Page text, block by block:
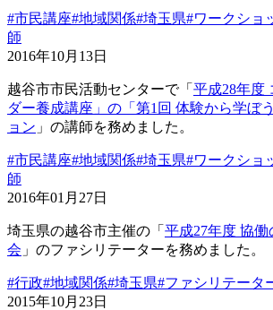
#市民講座#地域関係#埼玉県#ワークショ
師
2016年10月13日
越谷市市民活動センターで「 平成28年度
ダー養成講座」の「第1回 体験から学ぼ
ョン 」の講師を務めました。
#市民講座#地域関係#埼玉県#ワークショ
師
2016年01月27日
埼玉県の越谷市主催の「 平成27年度 協
会 」のファシリテーターを務めました。
#行政#地域関係#埼玉県#ファシリテータ
2015年10月23日